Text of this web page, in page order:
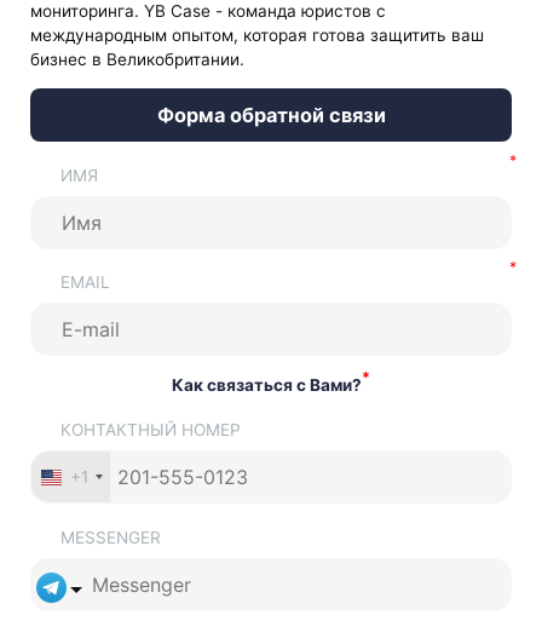
мониторинга. YB Case - команда юристов с
международным опытом, которая готова защитить ваш
бизнес в Великобритании.
Форма обратной связи
ИМЯ
EMAIL
Как связаться с Вами?*
КОНТАКТНЫЙ НОМЕР
+1
MESSENGER